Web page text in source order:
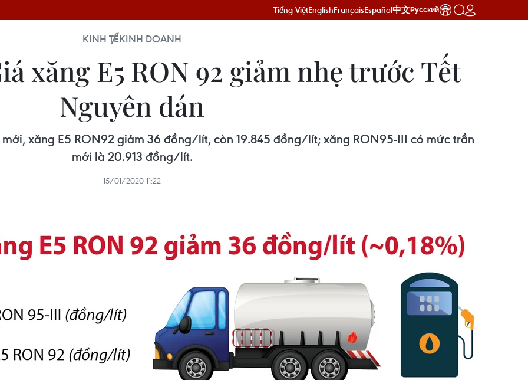
Tiếng ViệtEnglishFrançaisEspañol中文Русский
KINH TẾKINH DOANH
xăng E5 RON 92 giảm nhẹ trước Tết
Nguyên đán
xăng E5 RON92 giảm 36 đồng/lít, còn 19.845 đồng/lít; xăng RON95-III có mức trần
mới là 20.913 đồng/lít.
15/01/2020 11:22